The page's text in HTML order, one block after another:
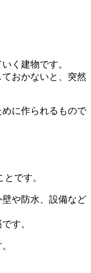
く建物です。
おかないと、突然
に作られるもので
とです。
や防水、設備など
す。